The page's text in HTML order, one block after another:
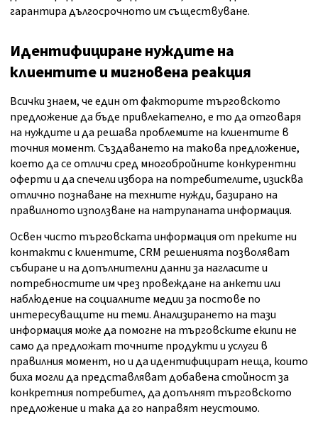
гарантира дългосрочното им съществуване.
Идентифициране нуждите на
клиентите и мигновена реакция
Всички знаем, че един от факторите търговското
предложение да бъде привлекателно, е то да отговаря
на нуждите и да решава проблемите на клиентите в
точния момент. Създаването на такова предложение,
което да се отличи сред многобройните конкурентни
оферти и да спечели избора на потребителите, изисква
отлично познаване на техните нужди, базирано на
правилното използване на натрупаната информация.
Освен чисто търговската информация от преките ни
контакти с клиентите, CRM решенията позволяват
събиране и на допълнителни данни за нагласите и
потребностите им чрез провеждане на анкети или
наблюдение на социалните медии за постове по
интересуващите ни теми. Анализирането на тази
информация може да помогне на търговските екипи не
само да предложат точните продукти и услуги в
правилния момент, но и да идентифицират неща, които
биха могли да представляват добавена стойност за
конкретния потребител, да допълнят търговското
предложение и така да го направят неустоимо.